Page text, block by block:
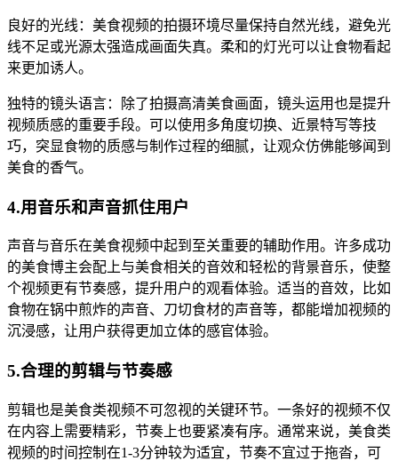
良好的光线：美食视频的拍摄环境尽量保持自然光线，避免光
线不足或光源太强造成画面失真。柔和的灯光可以让食物看起
来更加诱人。
独特的镜头语言：除了拍摄高清美食画面，镜头运用也是提升
视频质感的重要手段。可以使用多角度切换、近景特写等技
巧，突显食物的质感与制作过程的细腻，让观众仿佛能够闻到
美食的香气。
4.用音乐和声音抓住用户
声音与音乐在美食视频中起到至关重要的辅助作用。许多成功
的美食博主会配上与美食相关的音效和轻松的背景音乐，使整
个视频更有节奏感，提升用户的观看体验。适当的音效，比如
食物在锅中煎炸的声音、刀切食材的声音等，都能增加视频的
沉浸感，让用户获得更加立体的感官体验。
5.合理的剪辑与节奏感
剪辑也是美食类视频不可忽视的关键环节。一条好的视频不仅
在内容上需要精彩，节奏上也要紧凑有序。通常来说，美食类
视频的时间控制在1-3分钟较为适宜，节奏不宜过于拖沓，可